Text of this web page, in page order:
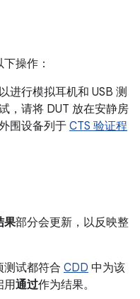
操作：
进行模拟耳机和 USB 测
，请将 DUT 放在安静房
围设备列于CTS 验证程
果部分会更新，以反映整
测试都符合 CDD 中为该
用通过作为结果。